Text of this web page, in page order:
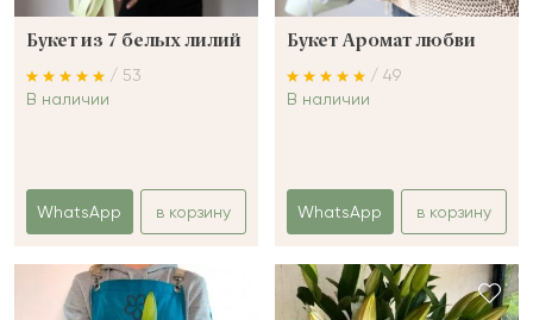
Букет из 7 белых лилий
/ 53
В наличии
WhatsApp в корзину
Букет Аромат любви
/ 49
В наличии
WhatsApp в корзину